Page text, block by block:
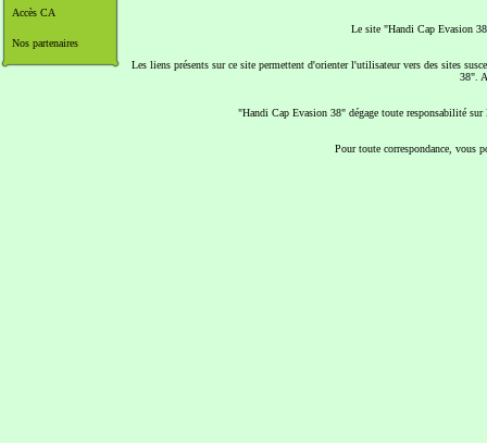
Accès CA
Nos partenaires
Le site "Handi Cap Evasion
Les liens présents sur ce site permettent d'orienter l'utilisateur vers des sites
38".
"Handi Cap Evasion 38" dégage toute responsabilité
Pour toute correspondance, vous